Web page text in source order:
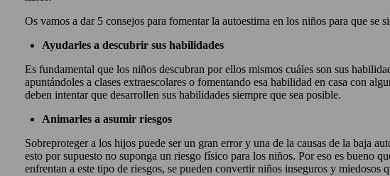
Os vamos a dar 5 consejos para fomentar la autoestima en los niños para que se
Ayudarles a descubrir sus habilidades
Es fundamental que los niños descubran por ellos mismos cuáles son sus
apuntándoles a clases extraescolares o fomentando esa habilidad en casa con
deben intentar que desarrollen sus habilidades siempre que sea posible.
Animarles a asumir riesgos
Sobreproteger a los hijos puede ser un gran error y una de la causas de la baja
esto por supuesto no suponga un riesgo físico para los niños. Por eso es bueno
enfrentan a este tipo de riesgos, se pueden convertir niños inseguros y miedosos